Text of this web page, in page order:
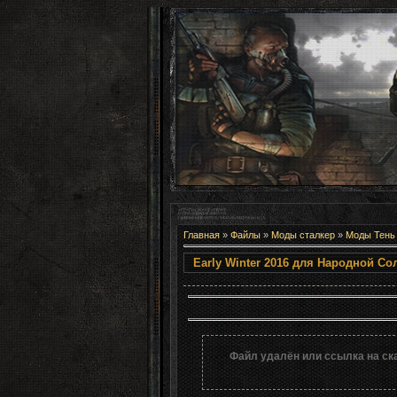
Главная» Файлы » Моды сталкер » Моды
Early Winter 2016
Файл удалён или ссылка на